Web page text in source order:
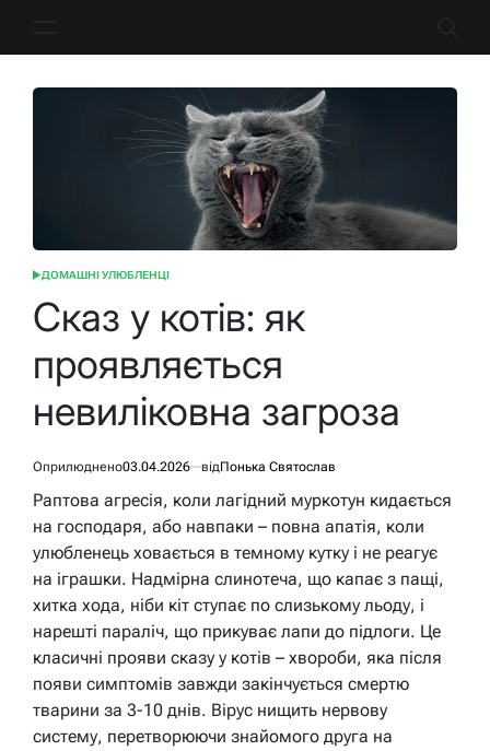
ОПУБЛІКУВАТИ
ДОМАШНІ УЛЮБЛЕНЦІ
Сказ у котів: як
проявляється
невиліковна загроза
Оприлюднено03.04.2026 відПонька Святослав
Раптова агресія, коли лагідний муркотун кидається
на господаря, або навпаки – повна апатія, коли
улюбленець ховається в темному кутку і не реагує
на іграшки. Надмірна слинотеча, що капає з пащі,
хитка хода, ніби кіт ступає по слизькому льоду, і
нарешті параліч, що прикуває лапи до підлоги. Це
класичні прояви сказу у котів – хвороби, яка після
появи симптомів завжди закінчується смертю
тварини за 3-10 днів. Вірус нищить нервову
систему, перетворюючи знайомого друга на